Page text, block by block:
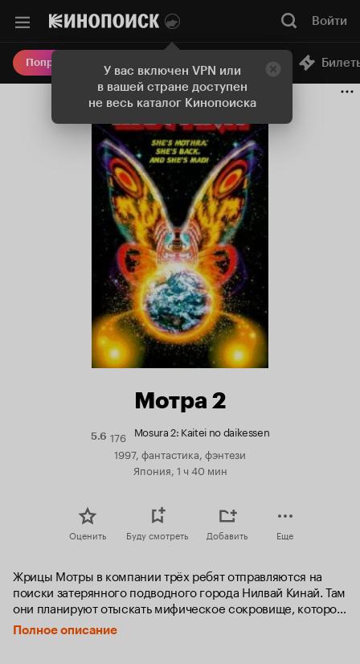
У вас включен VPN или
в вашей стране доступен
не весь каталог Кинопоиска
Войти
Попробовать Плюс Онлайн-кинотеатр
Мотра 2
5.6Рейтинг
Кинопоиска
176 Mosura 2: Kaitei no daikessen
1997, фантастика, фэнтези
Япония, 1 ч 40 мин
Оценить Буду смотреть Добавить Еще
Жрицы Мотры в компании трёх ребят отправляются на
поиски затерянного подводного города Нилвай Кинай. Там
они планируют отыскать мифическое сокровище, которое
даст шанс победить смертоносного морского монстра
Дагару, появившегося благодаря плачевной
Полное описание